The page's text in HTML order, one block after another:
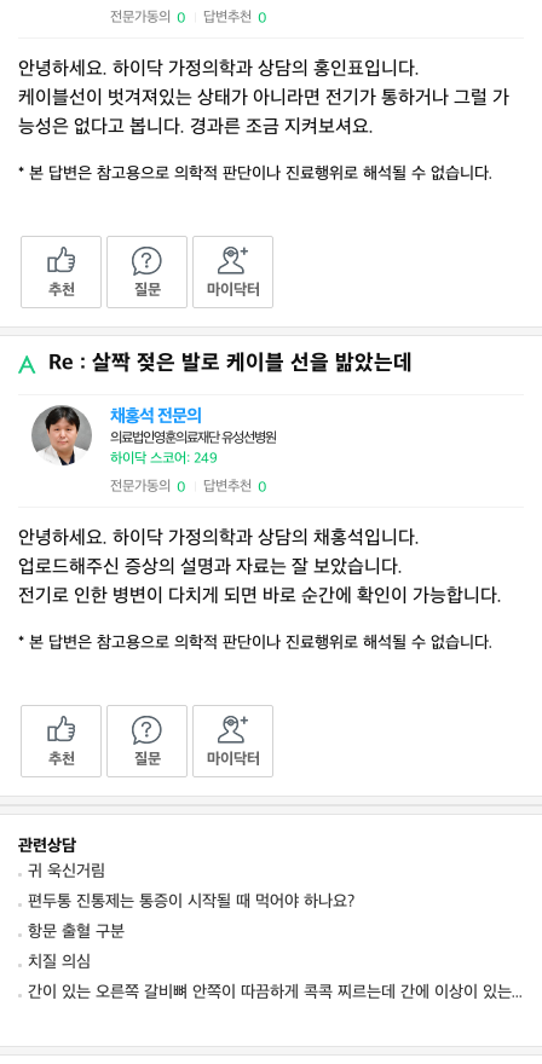
전문가동의 0 답변추천 0
안녕하세요. 하이닥 가정의학과 상담의 홍인표입니다.
케이블선이 벗겨져있는 상태가 아니라면 전기가 통하거나 그럴 가
능성은 없다고 봅니다. 경과른 조금 지켜보셔요.
* 본 답변은 참고용으로 의학적 판단이나 진료행위로 해석될 수 없습니다.
추천 질문 마이닥터
Re : 살짝 젖은 발로 케이블 선을 밞았는데
채홍석 전문의
의료법인영훈의료재단 유성선병원
하이닥 스코어: 249
전문가동의 0 답변추천 0
안녕하세요. 하이닥 가정의학과 상담의 채홍석입니다.
업로드해주신 증상의 설명과 자료는 잘 보았습니다.
전기로 인한 병변이 다치게 되면 바로 순간에 확인이 가능합니다.
* 본 답변은 참고용으로 의학적 판단이나 진료행위로 해석될 수 없습니다.
추천 질문 마이닥터
관련상담
귀 욱신거림
편두통 진통제는 통증이 시작될 때 먹어야 하나요?
항문 출혈 구분
치질 의심
간이 있는 오른쪽 갈비뼈 안쪽이 따끔하게 콕콕 찌르는데 간에 이상이 있는 건가요? 혹시 간